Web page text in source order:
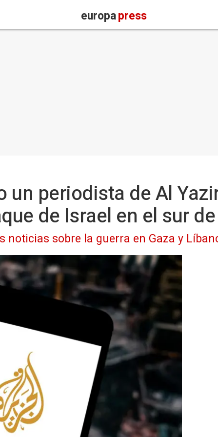
europapress
un periodista de Al
de Israel en el sur
noticias sobre la guerra en Gaza y